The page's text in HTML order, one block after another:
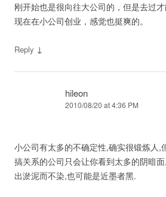
刚开始也是很向往大公司的，但是去过才
现在在小公司创业，感觉也挺爽的。
Reply ↓
hileon
2010/08/20 at 4:36 PM
小公司有太多的不确定性,确实很锻炼人,
搞关系的公司只会让你看到太多的阴暗
出淤泥而不染,也可能是近墨者黑.